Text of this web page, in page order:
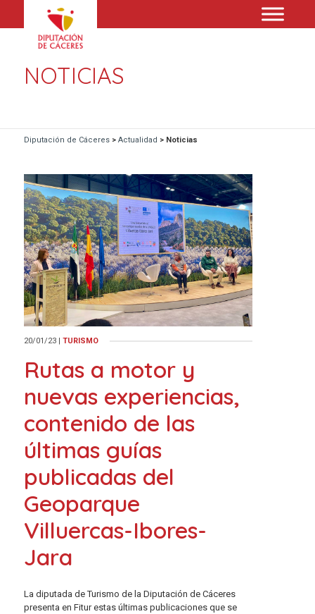
NOTICIAS
Diputación de Cáceres> Actualidad > Noticias
20/01/23 TURISMO
Rutas a motor y
nuevas experiencias,
contenido de las
últimas guías
publicadas del
Geoparque
Villuercas-Ibores-
Jara
La diputada de Turismo de la Diputación de Cáceres
presenta en Fitur estas últimas publicaciones que se